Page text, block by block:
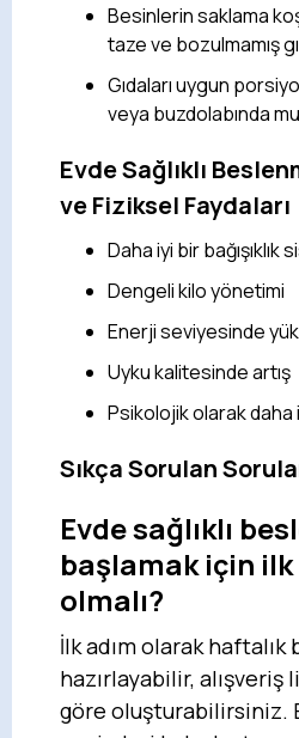
Besinlerin saklama
taze ve bozulmamış
Gıdaları uygun
veya buzdolabında
Evde Sağlıklı
ve Fiziksel Faydaları
Daha iyi bir bağışıklık
Dengeli kilo yönetimi
Enerji seviyesinde
Uyku kalitesinde artış
Psikolojik olarak
Sıkça Sorulan
Evde sağlıklı
başlamak için ilk
olmalı?
İlk adım olarak haftalık
hazırlayabilir,
göre oluşturabilirsiniz.